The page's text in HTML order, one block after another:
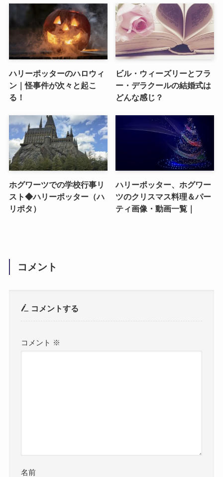
ハリーポッターのハロウィ
ン｜怪事件が次々と起こ
る！
ビル・ウィーズリーとフラ
ー・デラクールの結婚式は
どんな感じ？
ホグワーツでの学校行事リ
スト◆ハリーポッター（ハ
リポタ）
ハリーポッター、ホグワー
ツのクリスマス料理＆パー
ティ画像・動画一覧｜
コメント
コメントする
コメント ※
名前